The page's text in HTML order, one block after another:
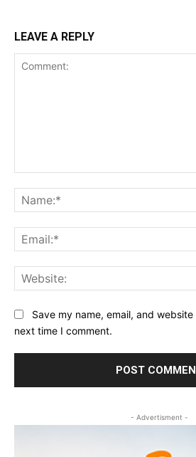
LEAVE A REPLY
Save my name, email, and
next time I comment.
- Advertisment -